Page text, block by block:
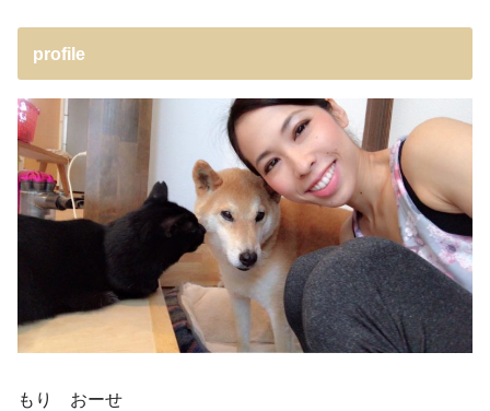
profile
もり おーせ